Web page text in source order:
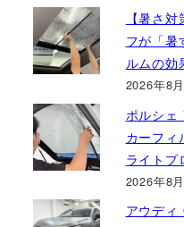
【暑さ
フが「暑
ルムの効
2026年8
ポルシェ
カーフィ
ライトプ
2026年8
アウディ